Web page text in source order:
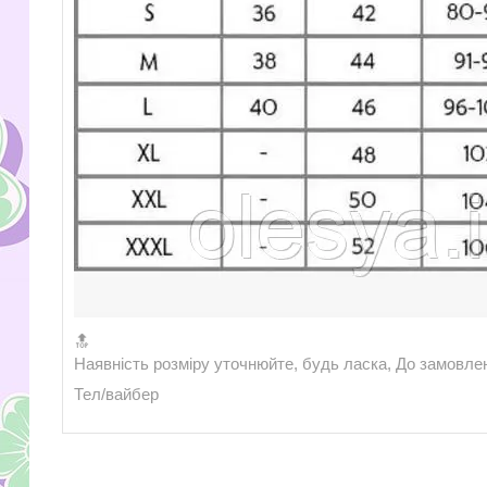
🔝
Наявність розміру уточнюйте, будь ласка, До
Тел/вайбер